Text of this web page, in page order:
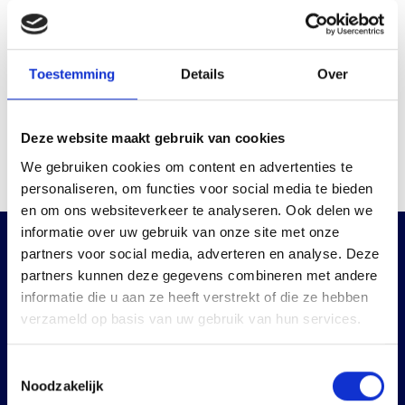
Toestemming Details Over
Deze website maakt gebruik van cookies
We gebruiken cookies om content en advertenties te
personaliseren, om functies voor social media te bieden
en om ons websiteverkeer te analyseren. Ook delen we
informatie over uw gebruik van onze site met onze
partners voor social media, adverteren en analyse. Deze
partners kunnen deze gegevens combineren met andere
informatie die u aan ze heeft verstrekt of die ze hebben
verzameld op basis van uw gebruik van hun services.
Noodzakelijk